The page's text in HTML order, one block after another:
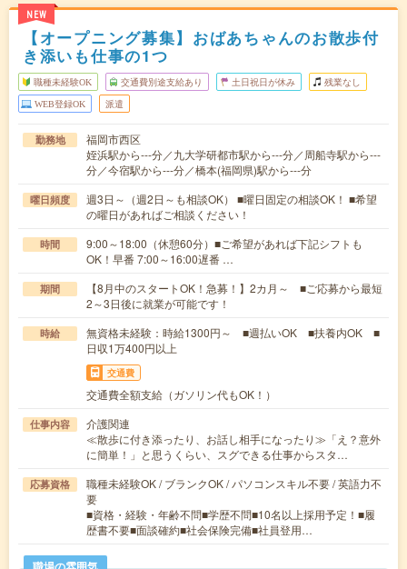
NEW
【オープニング募集】おばあちゃんのお散歩付
き添いも仕事の1つ
職種未経験OK 交通費別途支給あり 土日祝日が休み 残業なし
WEB登録OK 派遣
勤務地
福岡市西区
姪浜駅から---分／九大学研都市駅から---分／周船寺駅から---
分／今宿駅から---分／橋本(福岡県)駅から---分
曜日頻度
週3日～（週2日～も相談OK） ■曜日固定の相談OK！ ■希望
の曜日があればご相談ください！
時間
9:00～18:00（休憩60分）■ご希望があれば下記シフトも
OK！早番 7:00～16:00遅番 …
期間
【8月中のスタートOK！急募！】2カ月～ ■ご応募から最短
2～3日後に就業が可能です！
時給
無資格未経験：時給1300円～ ■週払いOK ■扶養内OK ■
日収1万400円以上
交通費
交通費全額支給（ガソリン代もOK！）
仕事内容
介護関連
≪散歩に付き添ったり、お話し相手になったり≫「え？意外
に簡単！」と思うくらい、スグできる仕事からスタ…
応募資格
職種未経験OK / ブランクOK / パソコンスキル不要 / 英語力不
要
■資格・経験・年齢不問■学歴不問■10名以上採用予定！■履
歴書不要■面談確約■社会保険完備■社員登用…